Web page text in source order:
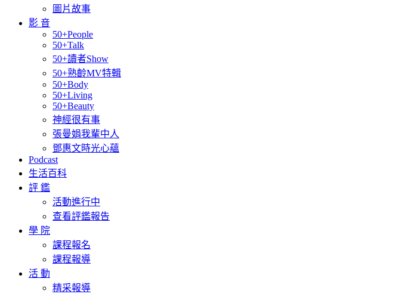
圖片故事
影 音
50+People
50+Talk
50+讀者Show
50+熟齡MV特輯
50+Body
50+Living
50+Beauty
神經很有事
張曼娟我輩中人
鄧惠文時光心蘊
Podcast
生活百科
評 鑑
活動進行中
查看評鑑報告
學 院
課程報名
課程報導
活 動
精采報導